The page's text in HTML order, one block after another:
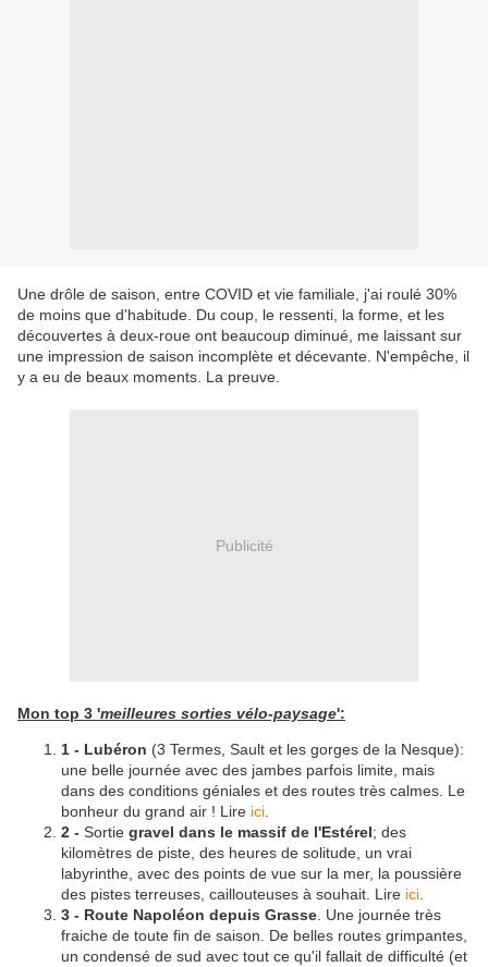
Une drôle de saison, entre COVID et vie familiale, j'ai roulé 30%
de moins que d'habitude. Du coup, le ressenti, la forme, et les
découvertes à deux-roue ont beaucoup diminué, me laissant sur
une impression de saison incomplète et décevante. N'empêche, il
y a eu de beaux moments. La preuve.
Publicité
Mon top 3 'meilleures sorties vélo-paysage':
1 - Lubéron (3 Termes, Sault et les gorges de la Nesque):
une belle journée avec des jambes parfois limite, mais
dans des conditions géniales et des routes très calmes. Le
bonheur du grand air ! Lire ici
2 - Sortie gravel dans le massif de l'Estérel; des
kilomètres de piste, des heures de solitude, un vrai
labyrinthe, avec des points de vue sur la mer, la poussière
des pistes terreuses, caillouteuses à souhait. Lire ici
3 - Route Napoléon depuis Grasse . Une journée très
fraiche de toute fin de saison. De belles routes grimpantes,
un condensé de sud avec tout ce qu'il fallait de difficulté (et